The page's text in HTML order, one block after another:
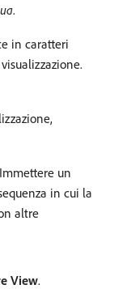
.
in caratteri
un
in cui la
altre
View.